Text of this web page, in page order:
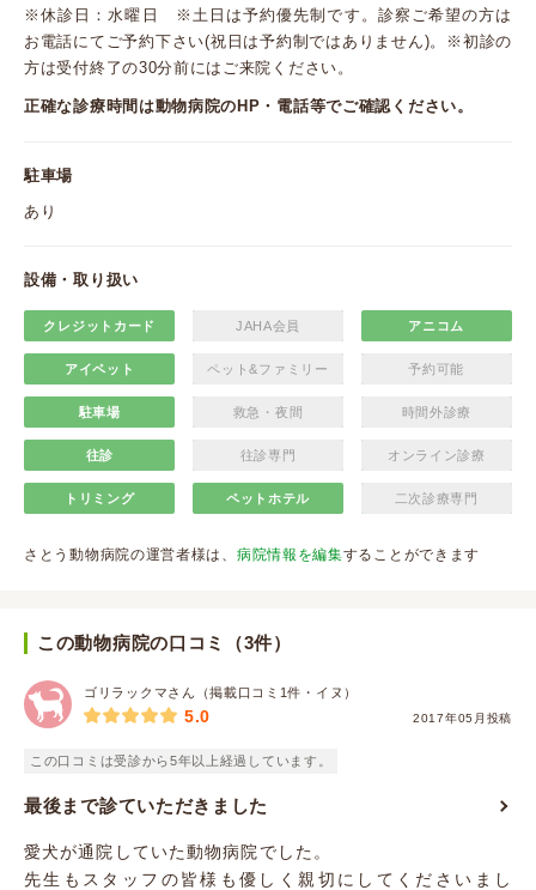
※休診日：水曜日 ※土日は予約優先制です。診察ご希望の方は
お電話にてご予約下さい(祝日は予約制ではありません)。※初診の
方は受付終了の30分前にはご来院ください。
正確な診療時間は動物病院のHP・電話等でご確認ください。
駐車場
あり
設備・取り扱い
クレジットカード JAHA会員 アニコム
アイペット ペット&ファミリー 予約可能
駐車場 救急・夜間 時間外診療
往診 往診専門 オンライン診療
トリミング ペットホテル 二次診療専門
さとう動物病院の運営者様は、 病院情報を編集することができます
この動物病院の口コミ（3件）
ゴリラックマさん（掲載口コミ1件・イヌ）
2017年05月投稿
5.0
この口コミは受診から5年以上経過しています。
最後まで診ていただきました
愛犬が通院していた動物病院でした。
先生もスタッフの皆様も優しく親切にしてくださいまし